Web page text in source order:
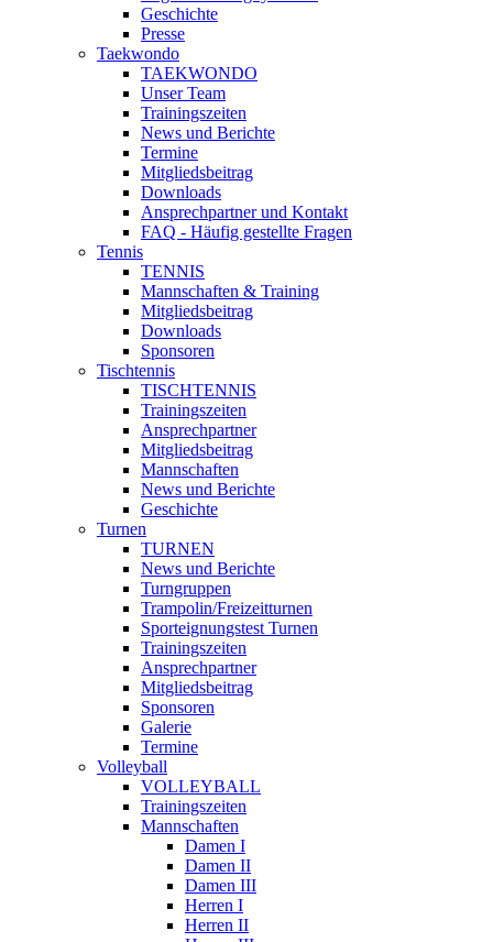
Geschichte
Presse
Taekwondo
TAEKWONDO
Unser Team
Trainingszeiten
News und Berichte
Termine
Mitgliedsbeitrag
Downloads
Ansprechpartner und Kontakt
FAQ - Häufig gestellte Fragen
Tennis
TENNIS
Mannschaften & Training
Mitgliedsbeitrag
Downloads
Sponsoren
Tischtennis
TISCHTENNIS
Trainingszeiten
Ansprechpartner
Mitgliedsbeitrag
Mannschaften
News und Berichte
Geschichte
Turnen
TURNEN
News und Berichte
Turngruppen
Trampolin/Freizeitturnen
Sporteignungstest Turnen
Trainingszeiten
Ansprechpartner
Mitgliedsbeitrag
Sponsoren
Galerie
Termine
Volleyball
VOLLEYBALL
Trainingszeiten
Mannschaften
Damen I
Damen II
Damen III
Herren I
Herren II